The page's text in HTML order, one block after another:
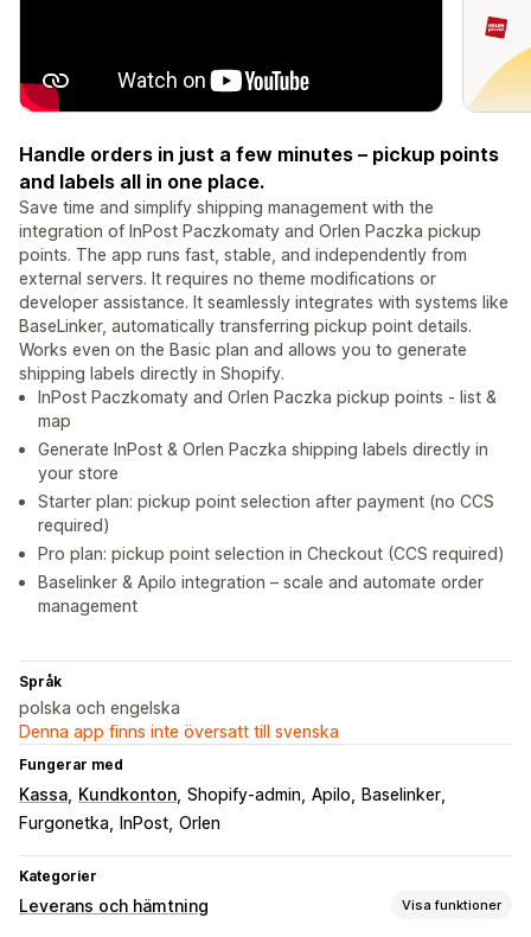
Handle orders in just a few minutes – pickup points
and labels all in one place.
Save time and simplify shipping management with the
integration of InPost Paczkomaty and Orlen Paczka pickup
points. The app runs fast, stable, and independently from
external servers. It requires no theme modifications or
developer assistance. It seamlessly integrates with systems like
BaseLinker, automatically transferring pickup point details.
Works even on the Basic plan and allows you to generate
shipping labels directly in Shopify.
InPost Paczkomaty and Orlen Paczka pickup points - list &
map
Generate InPost & Orlen Paczka shipping labels directly in
your store
Starter plan: pickup point selection after payment (no CCS
required)
Pro plan: pickup point selection in Checkout (CCS required)
Baselinker & Apilo integration – scale and automate order
management
Språk
polska och engelska
Denna app finns inte översatt till svenska
Fungerar med
Kassa Kundkonton Shopify-admin Apilo
Baselinker
Furgonetka
InPost Orlen
Kategorier
Leverans och hämtning Visa funktioner